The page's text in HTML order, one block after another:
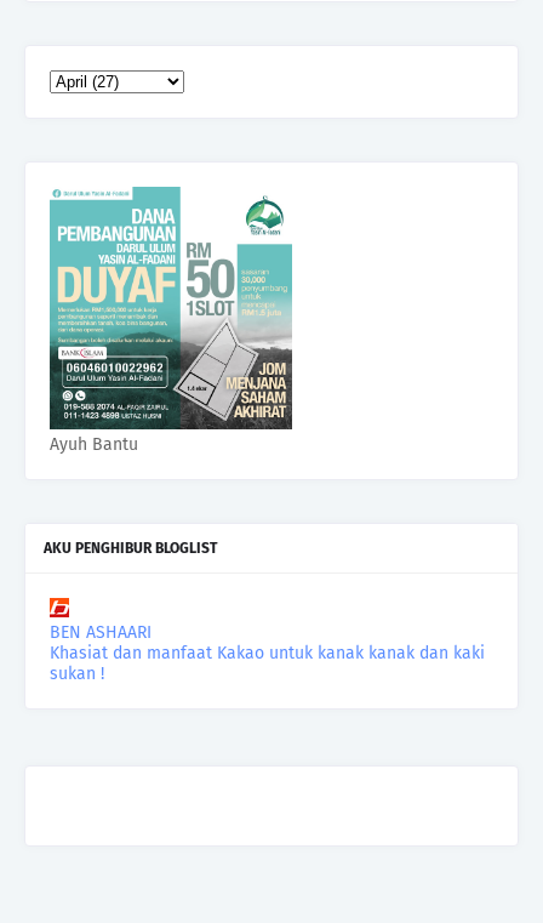
Ayuh Bantu
AKU PENGHIBUR BLOGLIST
BEN ASHAARI
Khasiat dan manfaat Kakao untuk kanak kanak dan kaki
sukan !